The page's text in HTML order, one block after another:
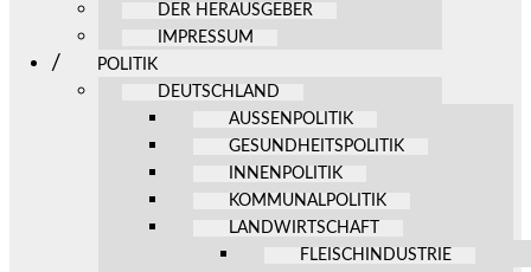
DER HERAUSGEBER
IMPRESSUM
POLITIK
DEUTSCHLAND
AUSSENPOLITIK
GESUNDHEITSPOLITIK
INNENPOLITIK
KOMMUNALPOLITIK
LANDWIRTSCHAFT
FLEISCHINDUSTRIE